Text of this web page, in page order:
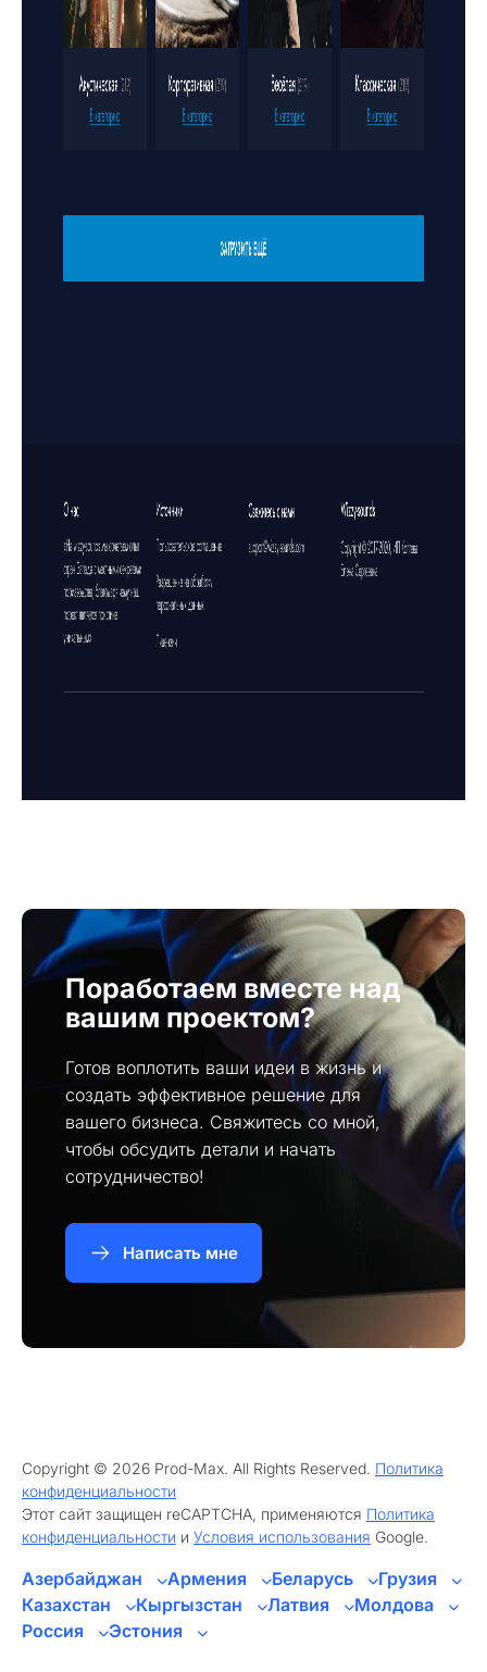
Поработаем вместе над
вашим проектом?
Готов воплотить ваши идеи в жизнь и
создать эффективное решение для
вашего бизнеса. Свяжитесь со мной,
чтобы обсудить детали и начать
сотрудничество!
Написать мне
Copyright © 2026 Prod-Max. All Rights Reserved. Политика
конфиденциальности
Этот сайт защищен reCAPTCHA, применяются Политика
конфиденциальности и Условия использования Google.
Азербайджан Армения Беларусь
Грузия
Казахстан
Кыргызстан Латвия
Молдова
Россия
Эстония